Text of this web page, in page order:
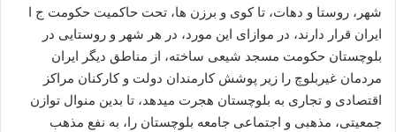
شهر، روستا و دهات، تا کوی و برزن ها، تحت حاکمیت حکومت ج ا
ایران قرار دارند، در موازای این مورد، در هر شهر و روستایی در
بلوچستان حکومت مسجد شیعی ساخته، از مناطق دیگر ایران
مردمان غیربلوچ را زیر پوشش کارمندان دولت و کارکنان مراکز
اقتصادی و تجاری به بلوچستان هجرت میدهد، تا بدین منوال توازن
جمعیتی، مذهبی و اجتماعی جامعه بلوچستان را، به نفع مذهب